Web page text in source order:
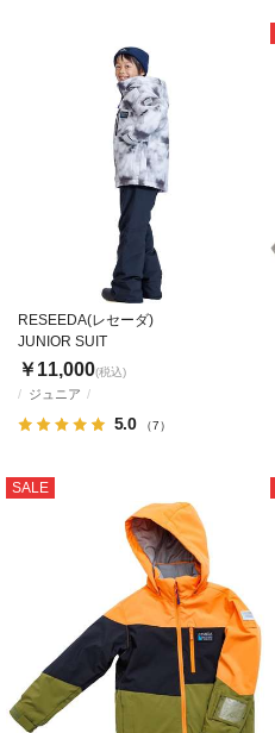
ジュニア
5.0 （7）
RESEEDA(レセーダ)
JUNIOR SUIT
￥11,000(税込)
SALE